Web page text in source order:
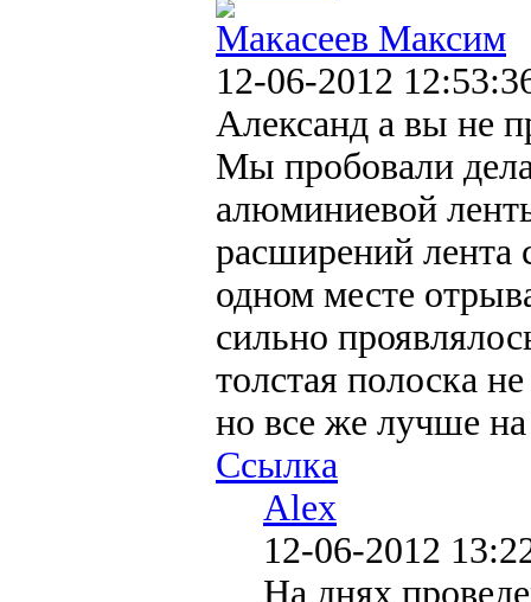
Макасеев Максим
12-06-2012
Александ а вы не
Мы пробовали
алюминиевой
расширений лента
одном месте
сильно
толстая полоска
но все же лучше
Ссылка
Alex
12-06-2012
На днях